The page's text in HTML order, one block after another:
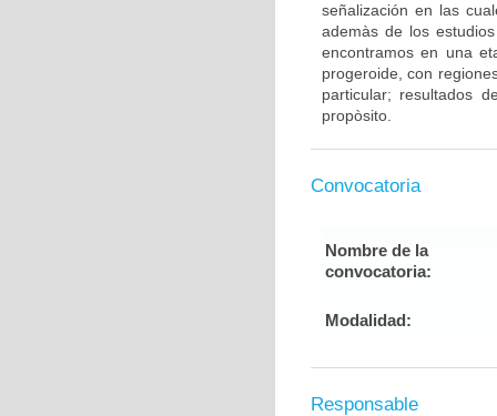
señalización en las
ademàs de los
encontramos en una
progeroide, con
particular; resultados
propòsito.
Convocatoria
Nombre de la
convocatoria:
Modalidad:
Responsable